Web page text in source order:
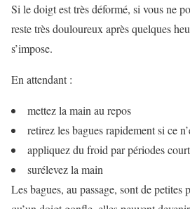
Si le doigt est très déformé, si vous ne
reste très douloureux après quelques
s’impose.
En attendant :
mettez la main au repos
retirez les bagues rapidement si ce
appliquez du froid par périodes
surélevez la main
Les bagues, au passage, sont de petites